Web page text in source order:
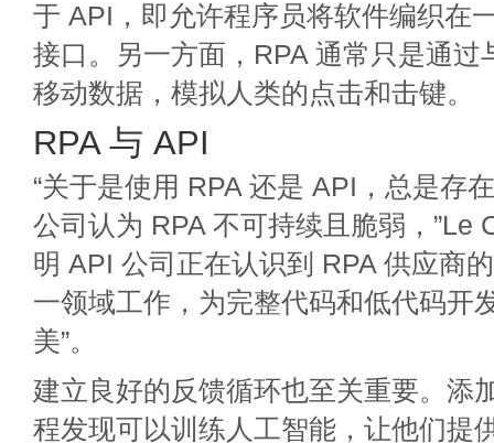
于 API，即允许程序员将软件编织在
接口。另一方面，RPA 通常只是通过
移动数据，模拟人类的点击和击键。
RPA 与 API
“关于是使用 RPA 还是 API，总是存
公司认为 RPA 不可持续且脆弱，”Le
明 API 公司正在认识到 RPA 供应商
一领域工作，为完整代码和低代码开
美”。
建立良好的反馈循环也至关重要。添
程发现可以训练人工智能，让他们提